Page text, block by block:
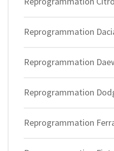
Reprogrammation
Reprogrammation
Reprogrammation
Reprogrammation